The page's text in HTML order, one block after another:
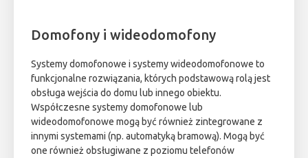
Domofony i wideodomofony
Systemy domofonowe i systemy wideodomofonowe to
funkcjonalne rozwiązania, których podstawową rolą jest
obsługa wejścia do domu lub innego obiektu.
Współczesne systemy domofonowe lub
wideodomofonowe mogą być również zintegrowane z
innymi systemami (np. automatyką bramową). Mogą być
one również obsługiwane z poziomu telefonów